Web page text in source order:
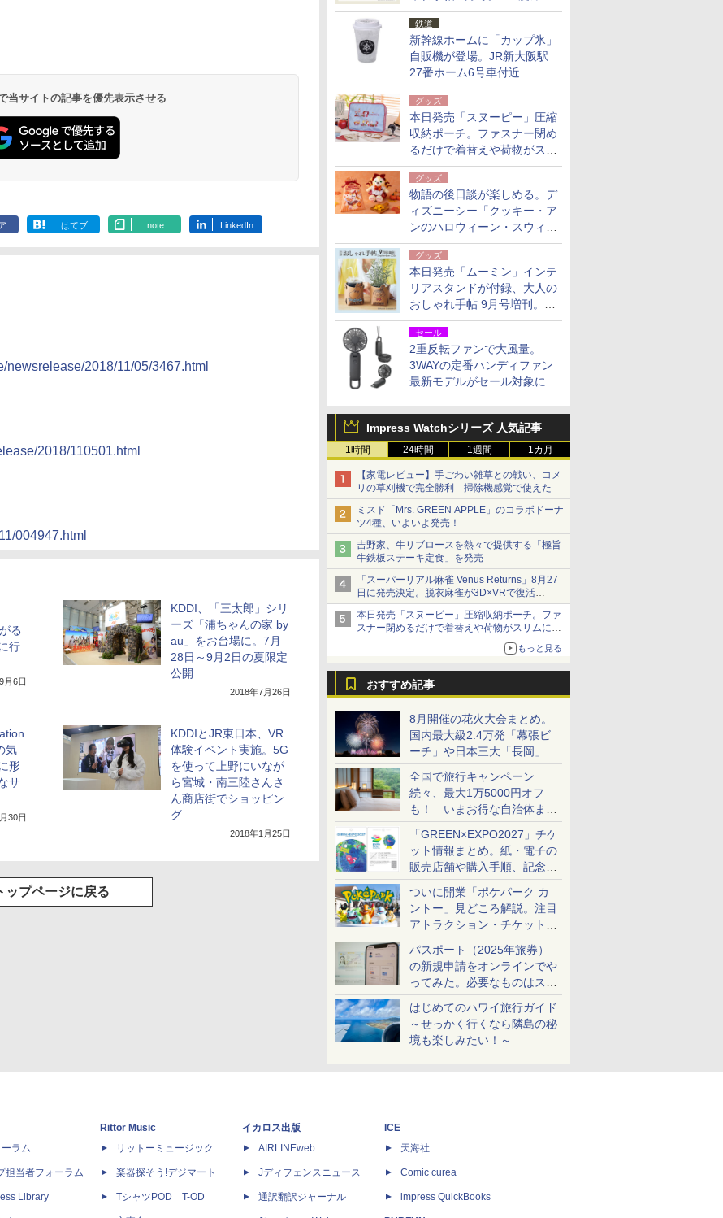
ッと開いて大容量
鉄道
新幹線ホームに「カップ氷」
自販機が登場。JR新大阪駅
27番ホーム6号車付近
グッズ
本日発売「スヌーピー」圧縮
収納ポーチ。ファスナー閉め
るだけで着替えや荷物がスリ
ムにまとまる
グッズ
物語の後日談が楽しめる。デ
ィズニーシー「クッキー・ア
ンのハロウィーン・スウィー
トサプライズ」限定グッズ公
開グッズ
本日発売「ムーミン」インテ
リアスタンドが付録、大人の
おしゃれ手帖 9月号増刊。レ
ザー調で高級感ある2個セッ
トセール
2重反転ファンで大風量。
3WAYの定番ハンディファン
最新モデルがセール対象に
Impress Watchシリーズ 人気記事
1時間 24時間 1週間 1カ月
【家電レビュー】手ごわい雑草との戦い、コメ
リの草刈機で完全勝利 掃除機感覚で使えた
ミスド「Mrs. GREEN APPLE」のコラボドーナ
ツ4種、いよいよ発売！
吉野家、牛リブロースを熱々で提供する「極旨
牛鉄板ステーキ定食」を発売
「スーパーリアル麻雀 Venus Returns」8月27
日に発売決定。脱衣麻雀が3D×VRで復活
発売から2週間は20%オフになるセールが実施
本日発売「スヌーピー」圧縮収納ポーチ。ファ
スナー閉めるだけで着替えや荷物がスリムにま
もっと見る
おすすめ記事
8月開催の花火大会まとめ。
国内最大級2.4万発「幕張ビ
ーチ」や日本三大「長岡」な
ど大型イベント目白押し！
全国で旅行キャンペーン
続々、最大1万5000円オフ
も！ いまお得な自治体まと
め
「GREEN×EXPO2027」チケ
ット情報まとめ。紙・電子の
販売店舗や購入手順、記念チ
ケットも解説
ついに開業「ポケパーク カ
ントー」見どころ解説。注目
アトラクション・チケット手
配・来場前に必要な準備は？
パスポート（2025年旅券）
の新規申請をオンラインでや
ってみた。必要なものはスマ
ホとマイナカードのみ
はじめてのハワイ旅行ガイド
～せっかく行くなら隣島の秘
境も楽しみたい！～
19,541円～
5,758円～
当サイトの記事を優先表示させる
はてブ note LinkedIn
newsrelease/2018/11/05/3467.html
2018/110501.html
004947.html
る
行
月6日
KDDI、「三太郎」シリ
ーズ「浦ちゃんの家 by
au」をお台場に。7月
28日～9月2日の夏限定
公開
2018年7月26日
気
形
サ
30日
KDDIとJR東日本、VR
体験イベント実施。5G
を使って上野にいなが
ら宮城・南三陸さんさ
ん商店街でショッピン
グ
2018年1月25日
ップページに戻る
ラム
担当者フォーラム
Library
Rittor Music
リットーミュージック
楽器探そう!デジマート
TシャツPOD T-OD
イカロス出版
AIRLINEweb
Jディフェンスニュース
通訳翻訳ジャーナル
ICE
天海社
Comic curea
impress QuickBooks